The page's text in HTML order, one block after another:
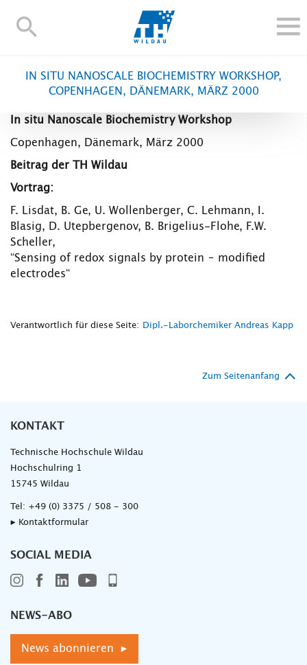
TH-
IM STUDIUM
FORSCHUNG UND TRANSFER
Blogs Kontakt und Anfahrt Webmail Moodle
TH Online-Portal
IN SITU NANOSCALE BIOCHEMISTRY WORKSHOP,
COPENHAGEN, DÄNEMARK, MÄRZ 2000
In situ Nanoscale Biochemistry Workshop
Copenhagen, Dänemark, März 2000
Beitrag der TH Wildau
Vortrag:
F. Lisdat, B. Ge, U. Wollenberger, C. Lehmann, I.
Blasig, D. Utepbergenov, B. Brigelius-Flohe, F.W.
Scheller,
“Sensing of redox signals by protein – modified
electrodes“
Verantwortlich für diese Seite: Dipl.-Laborchemiker Andreas Kapp
Zum Seitenanfang
KONTAKT
Technische Hochschule Wildau
Hochschulring 1
15745 Wildau
Tel: +49 (0) 3375 / 508 - 300
▸ Kontaktformular
SOCIAL MEDIA
NEWS-ABO
News abonnieren ▸